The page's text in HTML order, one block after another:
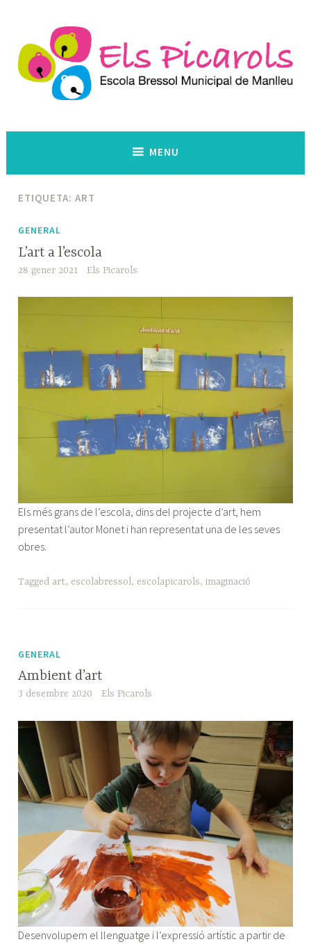
content
MENU
ETIQUETA:ART
GENERAL
L’art a l’escola
28 gener 2021 Els Picarols
Els més grans de l’escola, dins del projecte d’art, hem
presentat l’autor Monet i han representat una de les seves
obres.
Tagged art, escolabressol, escolapicarols,imaginació
GENERAL
Ambient d’art
3 desembre 2020 Els Picarols
Desenvolupem el llenguatge i l’expressió artístic a partir de